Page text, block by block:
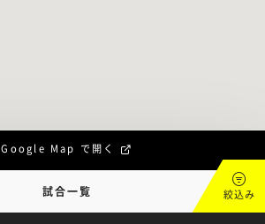
Google Map で開く
試合一覧 絞込み